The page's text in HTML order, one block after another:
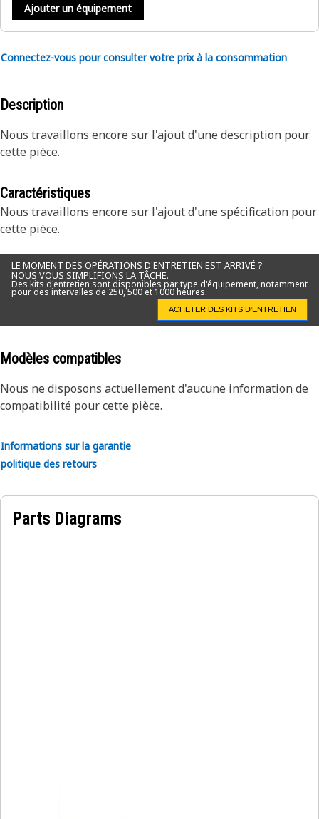
Ajouter un équipement
Connectez-vous pour consulter votre prix à la consommation
Description
Nous travaillons encore sur l'ajout d'une description pour
cette pièce.
Caractéristiques
Nous travaillons encore sur l'ajout d'une spécification pour
cette pièce.
LE MOMENT DES OPÉRATIONS D'ENTRETIEN EST ARRIVÉ ?
NOUS VOUS SIMPLIFIONS LA TÂCHE.
Des kits d'entretien sont disponibles par type d'équipement, notamment
pour des intervalles de 250, 500 et 1000 heures.
ACHETER DES KITS D'ENTRETIEN
Modèles compatibles
Nous ne disposons actuellement d'aucune information de
compatibilité pour cette pièce.
Informations sur la garantie
politique des retours
Parts Diagrams